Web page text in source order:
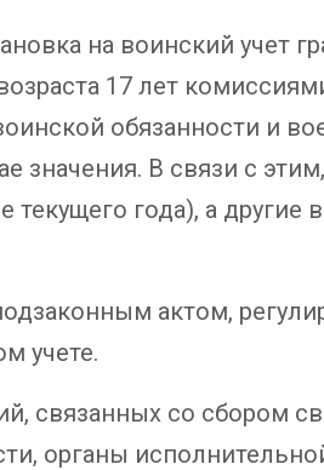
на воинский учет
17 лет
обязанности и
значения. В связи с
текущего года), а
актом,
учете.
связанных со сбором
органы